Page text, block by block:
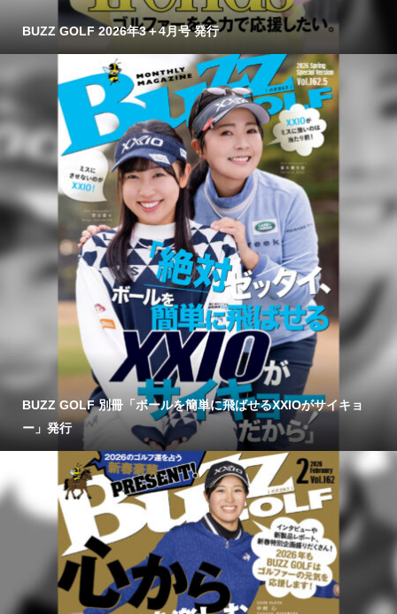
BUZZ GOLF 2026年3＋4月号 発行
BUZZ GOLF 別冊「ボールを簡単に飛ばせるXXIOがサイキョ
ー」発行